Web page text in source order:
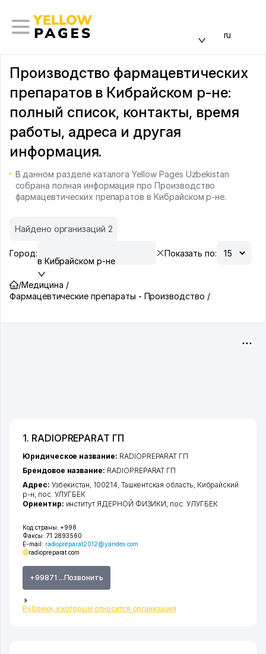
ru
Производство фармацевтических
препаратов в Кибрайском р-не:
полный список, контакты, время
работы, адреса и другая
информация.
В данном разделе каталога Yellow Pages Uzbekistan
собрана полная информация про Производство
фармацевтических препаратов в Кибрайском р-не.
Найдено организаций 2
Город:
в Кибрайском р-не
Показать по:
/Медицина /
Фармацевтические препараты - Производство /
1. RADIOPREPARAT ГП
Код страны: +998
Факсы: 71 2893560
E-mail: radiopreparat2012@yandex.com
radiopreparat.com
+99871 ...Позвонить
Рубрики, к которым относится организация
Юридическое название: RADIOPREPARAT ГП
Брендовое название: RADIOPREPARAT ГП
Адрес: Узбекистан, 100214, Ташкентская область, Кибрайский
р-н, пос. УЛУГБЕК
Ориентир: институт ЯДЕРНОЙ ФИЗИКИ, пос. УЛУГБЕК